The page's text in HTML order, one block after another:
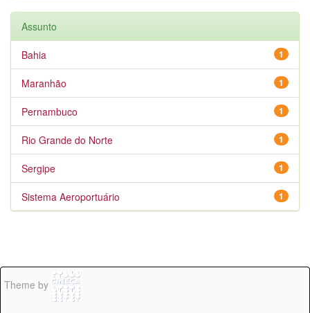
Assunto
1
Bahia
1
Maranhão
1
Pernambuco
1
Rio Grande do Norte
1
Sergipe
1
Sistema Aeroportuário
Theme by